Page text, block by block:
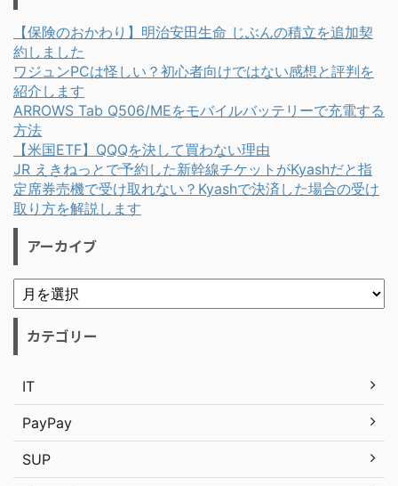
【保険のおかわり】明治安田生命 じぶんの積立を追加契
約しました
ワジュンPCは怪しい？初心者向けではない感想と評判を
紹介します
ARROWS Tab Q506/MEをモバイルバッテリーで充電する
方法
【米国ETF】QQQを決して買わない理由
JR えきねっとで予約した新幹線チケットがKyashだと指
定席券売機で受け取れない？Kyashで決済した場合の受け
取り方を解説します
アーカイブ
カテゴリー
IT
PayPay
SUP